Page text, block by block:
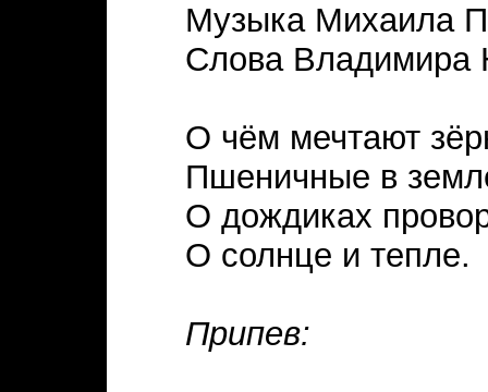
Музыка Михаила
Слова Владимира
О чём мечтают
Пшеничные в
О дождиках
О солнце и тепле.
Припев: